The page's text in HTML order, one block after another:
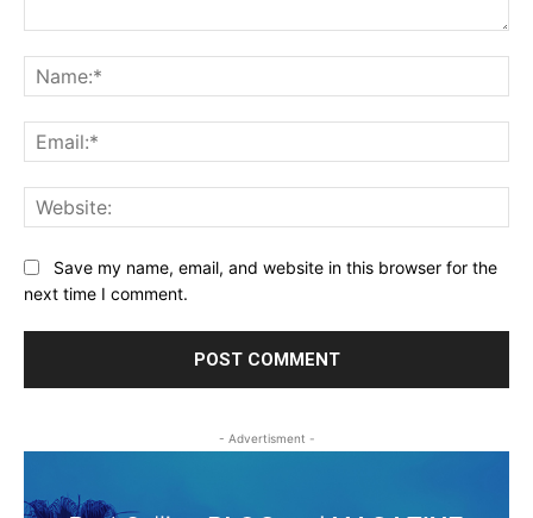
Save my name, email, and website in this browser for the
next time I comment.
- Advertisment -